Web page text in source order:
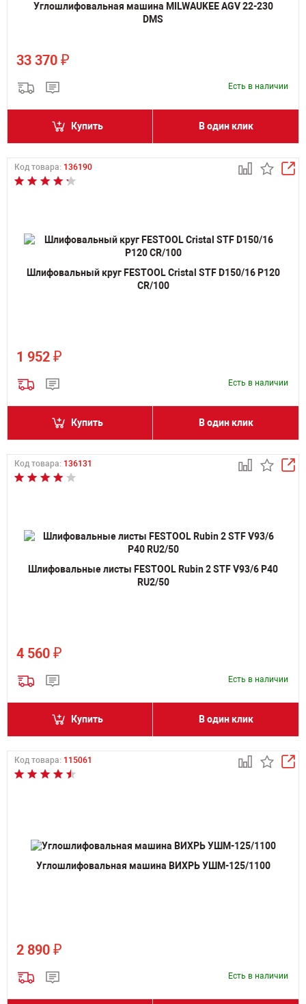
Углошлифовальная машина MILWAUKEE AGV 22-230
DMS
33 370 ₽
Есть в наличии
Купить В один клик
Код товара: 136190
Шлифовальный круг FESTOOL Cristal STF D150/16 P120
CR/100
1 952 ₽
Есть в наличии
Купить В один клик
Код товара: 136131
Шлифовальные листы FESTOOL Rubin 2 STF V93/6 P40
RU2/50
4 560 ₽
Есть в наличии
Купить В один клик
Код товара: 115061
Углошлифовальная машина ВИХРЬ УШМ-125/1100
2 890 ₽
Есть в наличии